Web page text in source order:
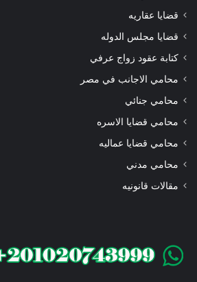
قضايا عقاريه
قضايا مجلس الدوله
كتابة عقود زواج عرفي
محامي الاجانب في مصر
محامي جنائي
محامي قضايا الاسره
محامي قضايا عماليه
محامي مدني
مقالات قانونيه